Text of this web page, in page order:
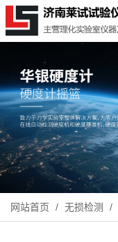
网站首页 / 无损检测 /